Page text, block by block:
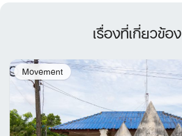
เรื่องที่เกี่ยวข้อง
Movement